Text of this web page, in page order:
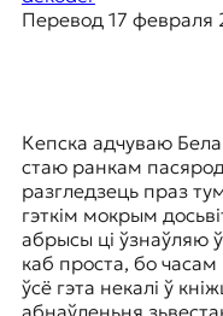
к
р
е
в
о
д
е
и
к
Перевод 17 февраля
Кепска адчуваю
стаю ранкам
разгледзець праз
гэткім мокрым
абрысы ці ўзнаўляю
каб проста, бо
ўсё гэта некалі ў